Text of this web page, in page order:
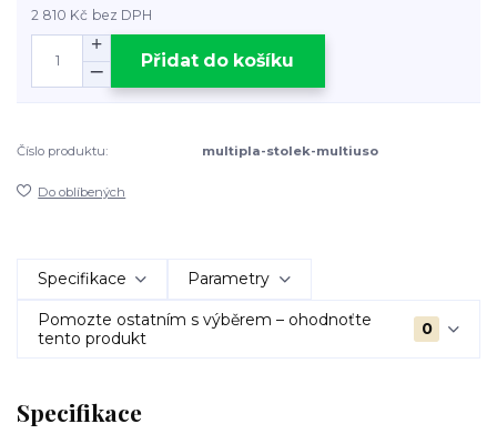
2 810 Kč bez DPH
Přidat do košíku
Číslo produktu: multipla-stolek-multiuso
Do oblíbených
Specifikace Parametry
Pomozte ostatním s výběrem – ohodnoťte
tento produkt
0
Specifikace